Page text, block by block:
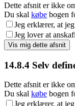
Dette afsnit er ikke
Du skal købe bogen
Jeg erklærer, at
Jeg lover at
14.8.4 Selv
Dette afsnit er ikke
Du skal købe bogen
Jeg erklærer, at